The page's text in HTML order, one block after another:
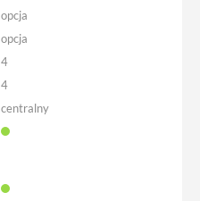
opcja
opcja
4
4
centralny